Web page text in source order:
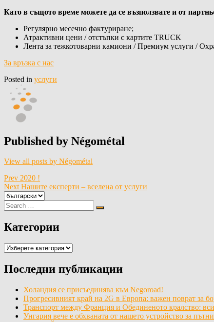
Като в същото време можете да се възползвате и от
Регулярно месечно фактуриране;
Атрактивни цени / отстъпки с картите TRUCK
Лента за тежкотоварни камиони / Премиум услуги /
За връзка с нас
Posted in услуги
Published by Négométal
View all posts by Négométal
Навигация
Prev 2020 !
Next Нашите експерти – вселена от услуги
Изберете
език
Search
for:
Search
Категории
Категории
Последни публикации
Холандия се присъединява към Negoroad!
Прогресивният край на 2G в Европа: важен поврат за
Транспорт между Франция и Обединеното кралство:
Унгария вече е обхваната от нашето устройство за